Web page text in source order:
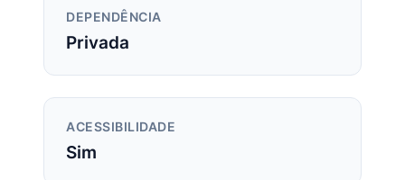
DEPENDÊNCIA
Privada
ACESSIBILIDADE
Sim